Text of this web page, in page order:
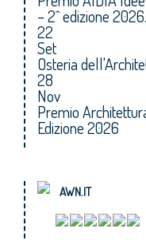
– 2^ edizione 2026.
22
Set
Osteria
28
Nov
Premio
Edizione 2026
AWN.IT